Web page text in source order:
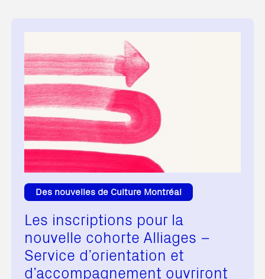
Des nouvelles de Culture Montréal
Les inscriptions pour la
nouvelle cohorte Alliages –
Service d’orientation et
d’accompagnement ouvriront